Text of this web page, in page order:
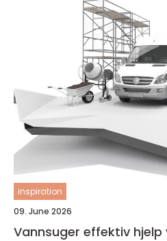
inspiration
09. June 2026
Vannsuger effektiv hjelp ved vannskader og